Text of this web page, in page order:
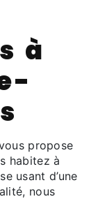
propose
habitez à
usant d’une
nous